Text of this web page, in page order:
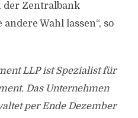
Zentralbank
Wahl lassen“, so
LLP ist Spezialist für
Das Unternehmen
per Ende Dezember